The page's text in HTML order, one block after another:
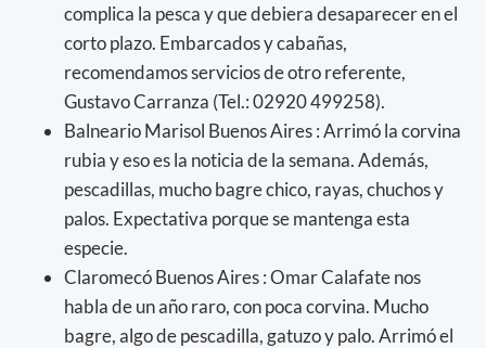
complica la pesca y que debiera desaparecer en el
corto plazo. Embarcados y cabañas,
recomendamos servicios de otro referente,
Gustavo Carranza (Tel.: 02920 499258).
Balneario Marisol Buenos Aires : Arrimó la corvina
rubia y eso es la noticia de la semana. Además,
pescadillas, mucho bagre chico, rayas, chuchos y
palos. Expectativa porque se mantenga esta
especie.
Claromecó Buenos Aires : Omar Calafate nos
habla de un año raro, con poca corvina. Mucho
bagre, algo de pescadilla, gatuzo y palo. Arrimó el